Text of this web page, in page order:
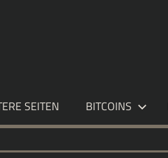
SEITEN BITCOINS